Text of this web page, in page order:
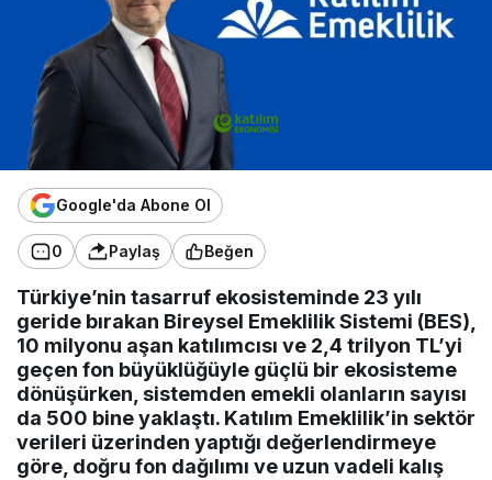
Google'da Abone Ol
0 Paylaş Beğen
Türkiye’nin tasarruf ekosisteminde 23 yılı
geride bırakan Bireysel Emeklilik Sistemi (BES),
10 milyonu aşan katılımcısı ve 2,4 trilyon TL’yi
geçen fon büyüklüğüyle güçlü bir ekosisteme
dönüşürken, sistemden emekli olanların sayısı
da 500 bine yaklaştı. Katılım Emeklilik’in sektör
verileri üzerinden yaptığı değerlendirmeye
göre, doğru fon dağılımı ve uzun vadeli kalış